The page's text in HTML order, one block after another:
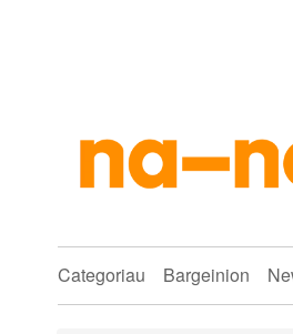
Categoriau Bargeinion